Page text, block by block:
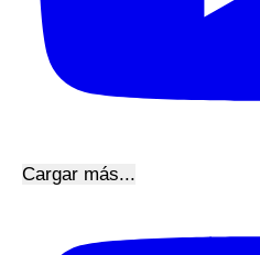
Cargar más...